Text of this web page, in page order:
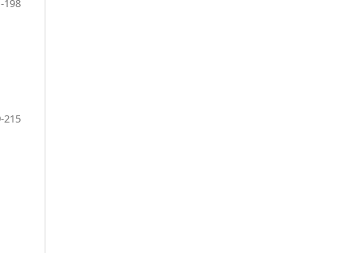
198
215